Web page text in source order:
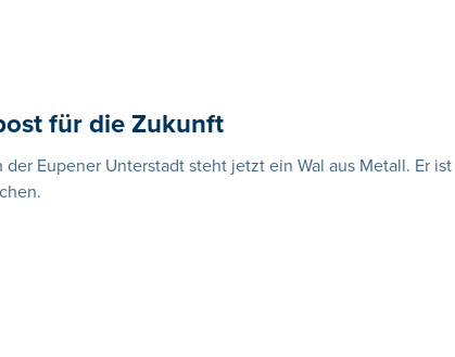
für die Zukunft
der Eupener Unterstadt steht jetzt ein Wal aus Metall. Er ist